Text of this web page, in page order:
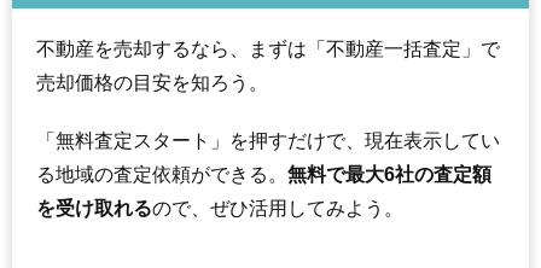
不動産を売却するなら、まずは「不動産一括査定」で
売却価格の目安を知ろう。
「無料査定スタート」を押すだけで、現在表示してい
る地域の査定依頼ができる。 無料で最大6社の査定額
を受け取れるので、ぜひ活用してみよう。